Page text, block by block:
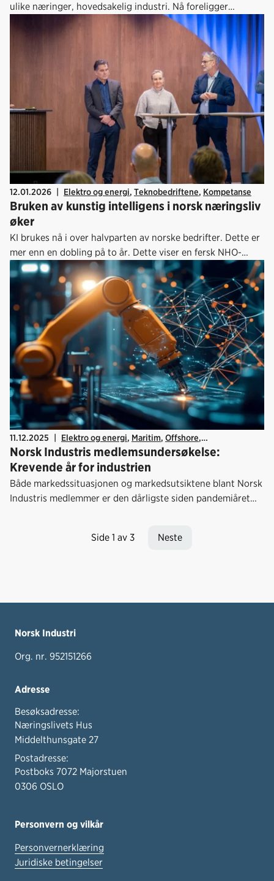
ulike næringer, hovedsakelig industri. Nå foreligger
resultatene.
12.01.2026 | Elektro og energi, Teknobedriftene, Kompetanse
Bruken av kunstig intelligens i norsk næringsliv
øker
KI brukes nå i over halvparten av norske bedrifter. Dette er
mer enn en dobling på to år. Dette viser en fersk NHO-
rapport som er utarbeidet av Samfunnsøkonomisk Analyse
(SØA) for NHO, Abelia, NHO Elektro, Fornybar Norge og
Norsk Industri.
11.12.2025 | Elektro og energi, Maritim, Offshore,
Teknobedriftene,Økonomi,Arbeidsliv,
Kraftforedlende industri
Norsk Industris medlemsundersøkelse:
Krevende år for industrien
Både markedssituasjonen og markedsutsiktene blant Norsk
Industris medlemmer er den dårligste siden pandemiåret
Side 1 av 3 Neste
Norsk Industri
Org. nr. 952151266
Adresse
Besøksadresse:
Næringslivets Hus
Middelthunsgate 27
Postadresse:
Postboks 7072 Majorstuen
0306 OSLO
Personvern og vilkår
Personvernerklæring
Juridiske betingelser